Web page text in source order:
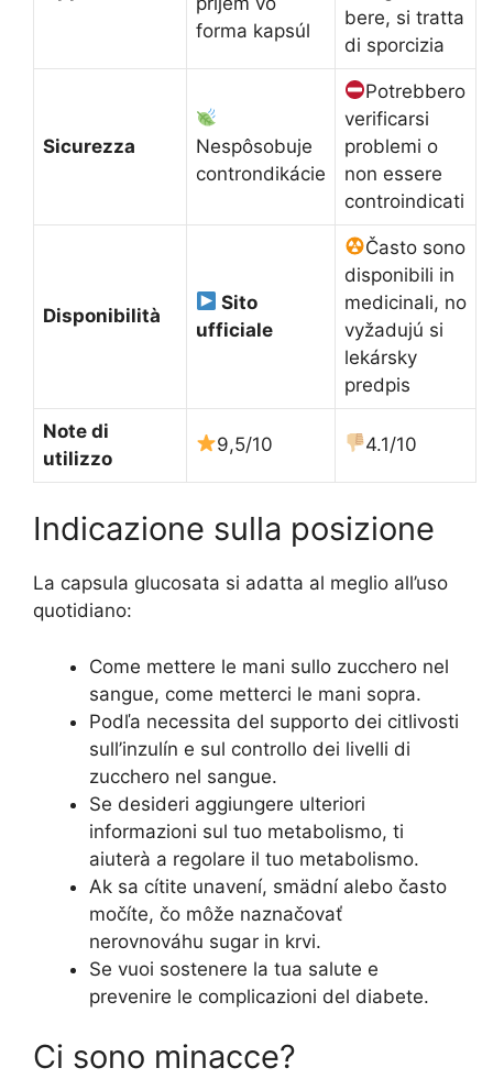
forma kapsúl
bere, si tratta
di sporcizia
Sicurezza
Nespôsobuje
controndikácie
Potrebbero
verificarsi
problemi o
non essere
controindicati
Disponibilità
Sito
ufficiale
Často sono
disponibili in
medicinali, no
vyžadujú si
lekársky
predpis
Note di
utilizzo
9,5/10 4.1/10
Indicazione sulla posizione
La capsula glucosata si adatta al meglio all’uso
quotidiano:
Come mettere le mani sullo zucchero nel
sangue, come metterci le mani sopra.
Podľa necessita del supporto dei citlivosti
sull’inzulín e sul controllo dei livelli di
zucchero nel sangue.
Se desideri aggiungere ulteriori
informazioni sul tuo metabolismo, ti
aiuterà a regolare il tuo metabolismo.
Ak sa cítite unavení, smädní alebo často
močíte, čo môže naznačovať
nerovnováhu sugar in krvi.
Se vuoi sostenere la tua salute e
prevenire le complicazioni del diabete.
Ci sono minacce?